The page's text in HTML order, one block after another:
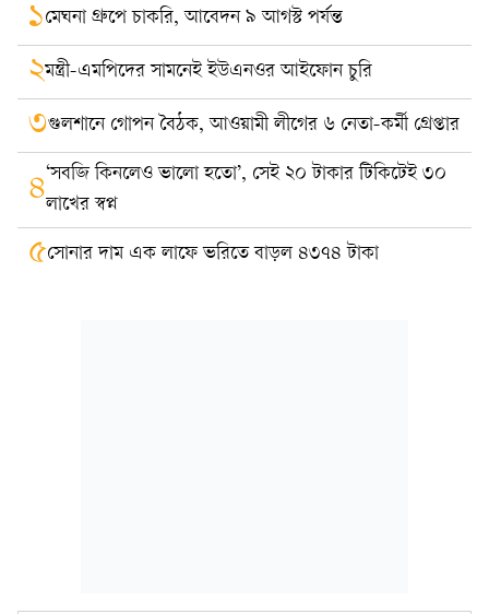
১মেঘনা গ্রুপে চাকরি, আবেদন ৯ আগস্ট পর্যন্ত
২মন্ত্রী-এমপিদের সামনেই ইউএনওর আইফোন চুরি
৩গুলশানে গোপন বৈঠক, আওয়ামী লীগের ৬ নেতা-কর্মী গ্রেপ্তার
৪‘সবজি কিনলেও ভালো হতো’, সেই ২০ টাকার টিকিটেই ৩০
লাখের স্বপ্ন
৫সোনার দাম এক লাফে ভরিতে বাড়ল ৪৩৭৪ টাকা